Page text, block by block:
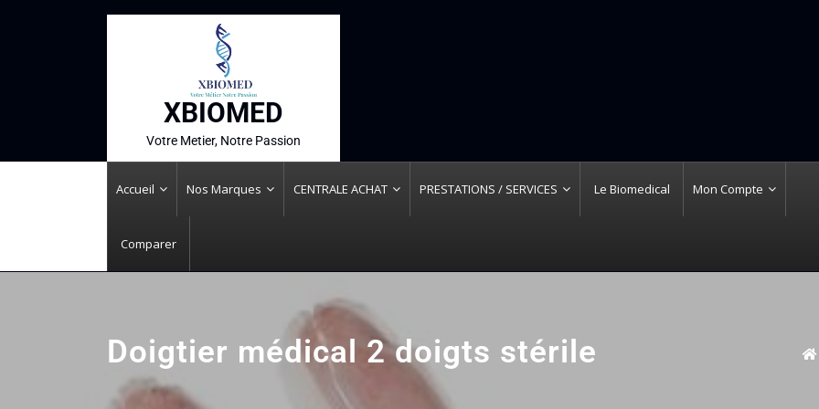
XBIOMED
Votre Metier, Notre Passion
Accueil Nos Marques CENTRALE ACHAT PRESTATIONS / SERVICES Le Biomedical Mon Compte
Comparer
Doigtier médical 2 doigts stérile